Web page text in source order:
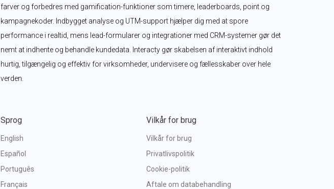
farver og forbedres med gamification-funktioner som timere, leaderboards, point og
kampagnekoder. Indbygget analyse og UTM-support hjælper dig med at spore
performance i realtid, mens lead-formularer og integrationer med CRM-systemer gør det
nemt at indhente og behandle kundedata. Interacty gør skabelsen af interaktivt indhold
hurtig, tilgængelig og effektiv for virksomheder, undervisere og fællesskaber over hele
verden.
Sprog
English
Español
Português
Français
Vilkår for brug
Vilkår for brug
Privatlivspolitik
Cookie-politik
Aftale om databehandling